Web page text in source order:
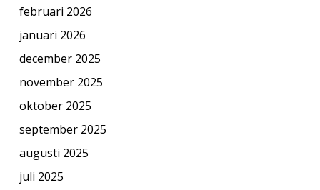
februari 2026
januari 2026
december 2025
november 2025
oktober 2025
september 2025
augusti 2025
juli 2025